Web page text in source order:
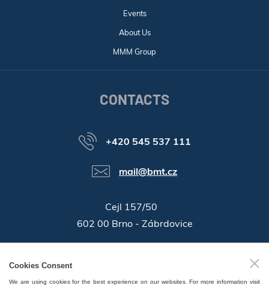
Events
About Us
MMM Group
CONTACTS
+420 545 537 111
mail@bmt.cz
Cejl 157/50
602 00 Brno - Zábrdovice
Cookies Consent
We are using cookies for the best experience on our websites. For more information visit